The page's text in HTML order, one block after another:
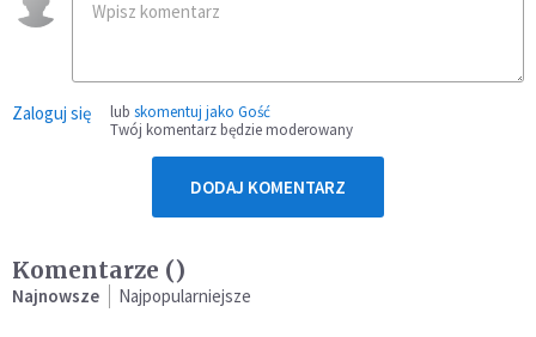
Zaloguj się lub skomentuj jako Gość
Twój komentarz będzie moderowany
DODAJ KOMENTARZ
Komentarze ()
Najnowsze Najpopularniejsze